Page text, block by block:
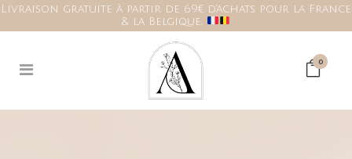
Livraison gratuite à partir de 69€ d'achats pour la France
& la Belgique.
0